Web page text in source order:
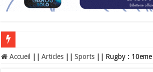
Les Nocturnes de la Cité de l’espace 2026 :
Accueil Articles Sports Rugby :